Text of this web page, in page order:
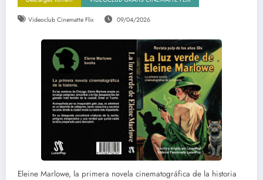
Videoclub Cinematte Flix 09/04/2026
Eleine Marlowe, la primera novela cinematográfica de la historia